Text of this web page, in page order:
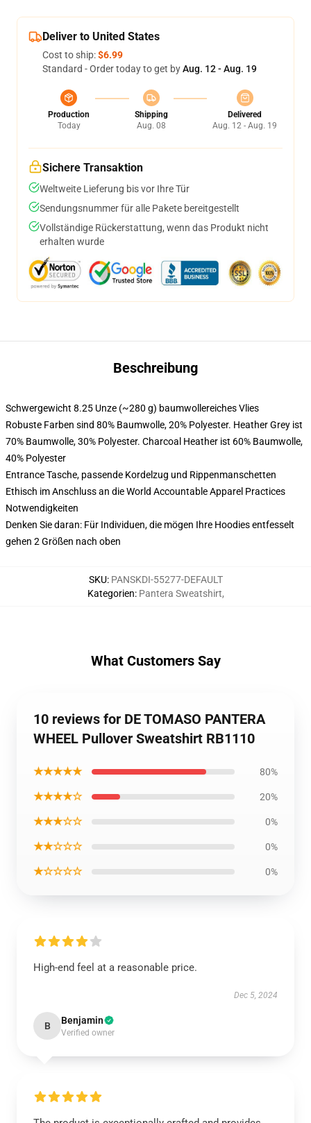
Deliver to United States
Cost to ship:$6.99
Standard - Order today to get byAug. 12 - Aug. 19
Production
Today
Shipping
Aug. 08
Delivered
Aug. 12 - Aug. 19
Sichere Transaktion
Weltweite Lieferung bis vor Ihre Tür
Sendungsnummer für alle Pakete bereitgestellt
Vollständige Rückerstattung, wenn das Produkt nicht
erhalten wurde
Beschreibung
Schwergewicht 8.25 Unze (~280 g) baumwollereiches Vlies
Robuste Farben sind 80% Baumwolle, 20% Polyester. Heather Grey ist
70% Baumwolle, 30% Polyester. Charcoal Heather ist 60% Baumwolle,
40% Polyester
Entrance Tasche, passende Kordelzug und Rippenmanschetten
Ethisch im Anschluss an die World Accountable Apparel Practices
Notwendigkeiten
Denken Sie daran: Für Individuen, die mögen Ihre Hoodies entfesselt
gehen 2 Größen nach oben
SKU: PANSKDI-55277-DEFAULT
Kategorien: Pantera Sweatshirt,
What Customers Say
10 reviews for DE TOMASO PANTERA
WHEEL Pullover Sweatshirt RB1110
★★★★★ 80%
★★★★☆ 20%
★★★☆☆ 0%
★★☆☆☆ 0%
★☆☆☆☆ 0%
High-end feel at a reasonable price.
Dec 5, 2024
B Benjamin
Verified owner